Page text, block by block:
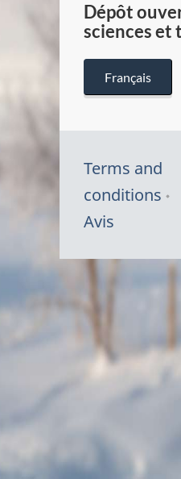
Dépôt
sciences et
Français
Terms and
conditions
Avis